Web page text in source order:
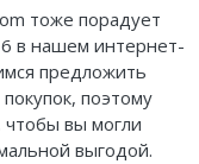
тоже порадует
в нашем интернет-
предложить
поэтому
вы могли
выгодой.